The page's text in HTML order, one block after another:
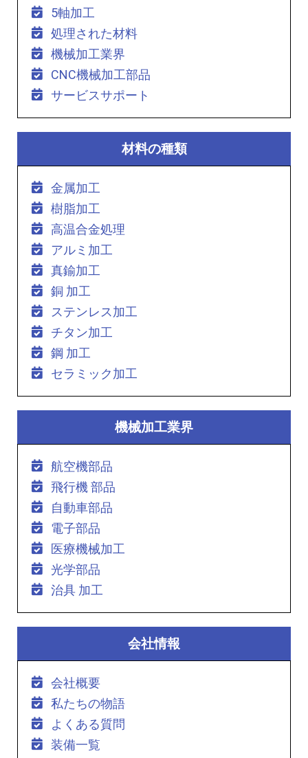
5軸加工
処理された材料
機械加工業界
CNC機械加工部品
サービスサポート
材料の種類
金属加工
樹脂加工
高温合金処理
アルミ加工
真鍮加工
銅 加工
ステンレス加工
チタン加工
鋼 加工
セラミック加工
機械加工業界
航空機部品
飛行機 部品
自動車部品
電子部品
医療機械加工
光学部品
治具 加工
会社情報
会社概要
私たちの物語
よくある質問
装備一覧